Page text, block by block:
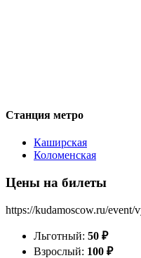
Станция метро
Каширская
Коломенская
Цены на билеты
https://kudamoscow.ru/
Льготный: 50 ₽
Взрослый: 100 ₽